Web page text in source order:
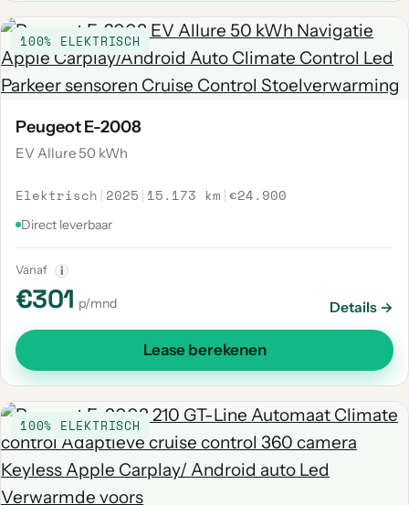
100% ELEKTRISCH
Peugeot E-2008
EV Allure 50 kWh
Elektrisch | 2025 | 15.173 km |€24.900
Direct leverbaar
Vanaf i
€301 p/mnd Details →
Lease berekenen
100% ELEKTRISCH